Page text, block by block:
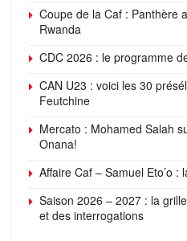
Coupe de la Caf : Panthère
Rwanda
CDC 2026 : le programme
CAN U23 : voici les 30
Feutchine
Mercato : Mohamed Salah
Onana!
Affaire Caf – Samuel Eto’o :
Saison 2026 – 2027 : la
et des interrogations